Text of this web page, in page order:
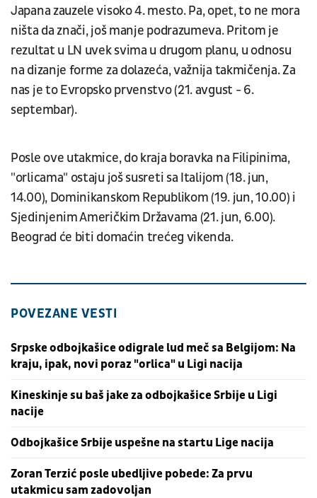
Japana zauzele visoko 4. mesto. Pa, opet, to ne mora
ništa da znači, još manje podrazumeva. Pritom je
rezultat u LN uvek svima u drugom planu, u odnosu
na dizanje forme za dolazeća, važnija takmičenja. Za
nas je to Evropsko prvenstvo (21. avgust - 6.
septembar).
Posle ove utakmice, do kraja boravka na Filipinima,
"orlicama" ostaju još susreti sa Italijom (18. jun,
14.00), Dominikanskom Republikom (19. jun, 10.00) i
Sjedinjenim Američkim Državama (21. jun, 6.00).
Beograd će biti domaćin trećeg vikenda.
POVEZANE VESTI
Srpske odbojkašice odigrale lud meč sa Belgijom: Na
kraju, ipak, novi poraz "orlica" u Ligi nacija
Kineskinje su baš jake za odbojkašice Srbije u Ligi
nacije
Odbojkašice Srbije uspešne na startu Lige nacija
Zoran Terzić posle ubedljive pobede: Za prvu
utakmicu sam zadovoljan